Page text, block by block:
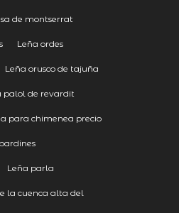
de montserrat
Leña ordes
Leña orusco de tajuña
palol de revardit
para chimenea precio
Leña parla
la cuenca alta del